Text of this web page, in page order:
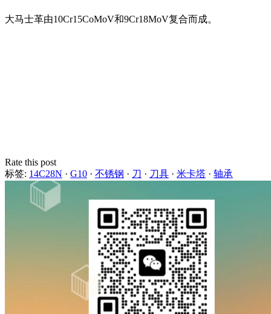
大马士革由10Cr15CoMoV和9Cr18MoV复合而成。
Rate this post
标签: 14C28N · G10 · 不锈钢 · 刀 · 刀具 · 米卡塔 · 轴承